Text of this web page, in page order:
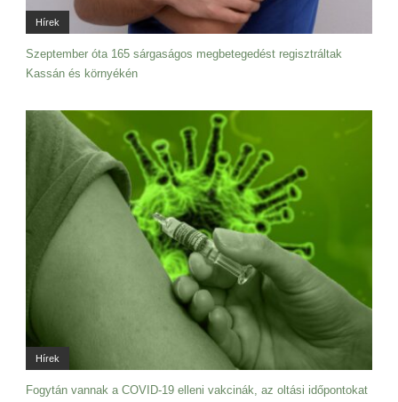
Hírek
Szeptember óta 165 sárgaságos megbetegedést regisztráltak
Kassán és környékén
Hírek
Fogytán vannak a COVID-19 elleni vakcinák, az oltási időpontokat